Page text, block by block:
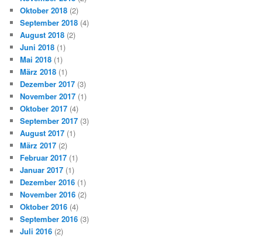
Oktober 2018 (2)
September 2018 (4)
August 2018 (2)
Juni 2018 (1)
Mai 2018 (1)
März 2018 (1)
Dezember 2017 (3)
November 2017 (1)
Oktober 2017 (4)
September 2017 (3)
August 2017 (1)
März 2017 (2)
Februar 2017 (1)
Januar 2017 (1)
Dezember 2016 (1)
November 2016 (2)
Oktober 2016 (4)
September 2016 (3)
Juli 2016 (2)